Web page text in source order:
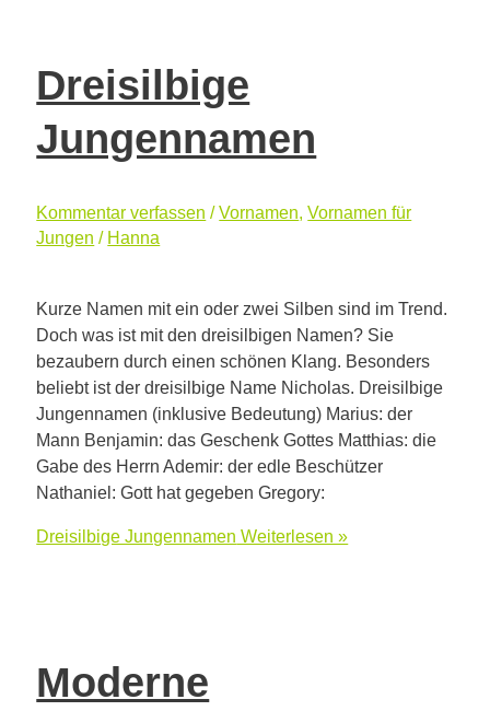
Dreisilbige
Jungennamen
Kommentar verfassen /Vornamen,Vornamen für
Jungen / Hanna
Kurze Namen mit ein oder zwei Silben sind im Trend.
Doch was ist mit den dreisilbigen Namen? Sie
bezaubern durch einen schönen Klang. Besonders
beliebt ist der dreisilbige Name Nicholas. Dreisilbige
Jungennamen (inklusive Bedeutung) Marius: der
Mann Benjamin: das Geschenk Gottes Matthias: die
Gabe des Herrn Ademir: der edle Beschützer
Nathaniel: Gott hat gegeben Gregory:
Dreisilbige Jungennamen Weiterlesen »
Moderne